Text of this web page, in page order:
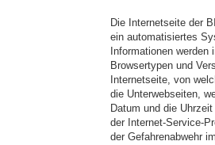
Die Internetseite der
ein automatisiertes
Informationen
Browsertypen und
Internetseite, von
die Unterwebseiten,
Datum und die
der Internet-Service-
der Gefahrenabwehr